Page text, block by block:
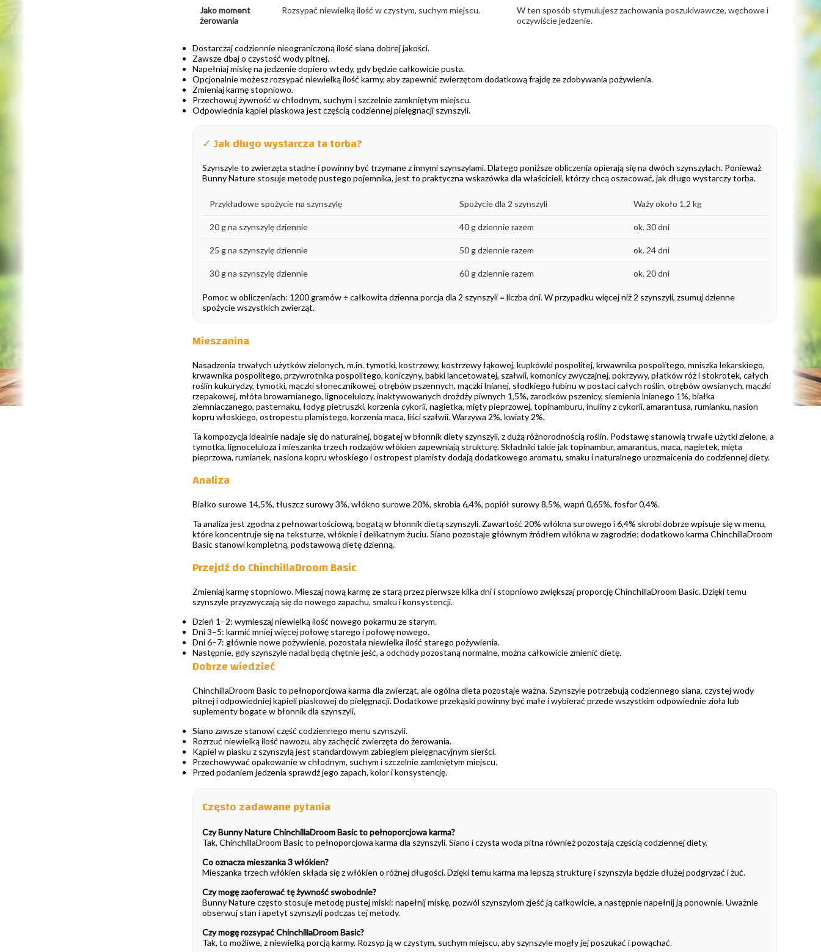
Jako moment
żerowania
Rozsypać niewielką ilość w czystym, suchym miejscu.
W ten sposób stymulujesz zachowania poszukiwawcze, węchowe i
oczywiście jedzenie.
Dostarczaj codziennie nieograniczoną ilość siana dobrej jakości.
Zawsze dbaj o czystość wody pitnej.
Napełniaj miskę na jedzenie dopiero wtedy, gdy będzie całkowicie pusta.
Opcjonalnie możesz rozsypać niewielką ilość karmy, aby zapewnić zwierzętom dodatkową frajdę ze zdobywania pożywienia.
Zmieniaj karmę stopniowo.
Przechowuj żywność w chłodnym, suchym i szczelnie zamkniętym miejscu.
Odpowiednia kąpiel piaskowa jest częścią codziennej pielęgnacji szynszyli.
✓ Jak długo wystarcza ta torba?
Szynszyle to zwierzęta stadne i powinny być trzymane z innymi szynszylami. Dlatego poniższe obliczenia opierają się na dwóch szynszylach. Ponieważ
Bunny Nature stosuje metodę pustego pojemnika, jest to praktyczna wskazówka dla właścicieli, którzy chcą oszacować, jak długo wystarczy torba.
Przykładowe spożycie na szynszylę Spożycie dla 2 szynszyli Waży około 1,2 kg
20 g na szynszylę dziennie 40 g dziennie razem ok. 30 dni
25 g na szynszylę dziennie 50 g dziennie razem ok. 24 dni
30 g na szynszylę dziennie 60 g dziennie razem ok. 20 dni
Pomoc w obliczeniach: 1200 gramów ÷ całkowita dzienna porcja dla 2 szynszyli = liczba dni. W przypadku więcej niż 2 szynszyli, zsumuj dzienne
spożycie wszystkich zwierząt.
Mieszanina
Nasadzenia trwałych użytków zielonych, m.in. tymotki, kostrzewy, kostrzewy łąkowej, kupkówki pospolitej, krwawnika pospolitego, mniszka lekarskiego,
krwawnika pospolitego, przywrotnika pospolitego, koniczyny, babki lancetowatej, szałwii, komonicy zwyczajnej, pokrzywy, płatków róż i stokrotek, całych
roślin kukurydzy, tymotki, mączki słonecznikowej, otrębów pszennych, mączki lnianej, słodkiego łubinu w postaci całych roślin, otrębów owsianych, mączki
rzepakowej, młóta browarnianego, lignocelulozy, inaktywowanych drożdży piwnych 1,5%, zarodków pszenicy, siemienia lnianego 1%, białka
ziemniaczanego, pasternaku, łodyg pietruszki, korzenia cykorii, nagietka, mięty pieprzowej, topinamburu, inuliny z cykorii, amarantusa, rumianku, nasion
kopru włoskiego, ostropestu plamistego, korzenia maca, liści szałwii. Warzywa 2%, kwiaty 2%.
Ta kompozycja idealnie nadaje się do naturalnej, bogatej w błonnik diety szynszyli, z dużą różnorodnością roślin. Podstawę stanowią trwałe użytki zielone, a
tymotka, lignoceluloza i mieszanka trzech rodzajów włókien zapewniają strukturę. Składniki takie jak topinambur, amarantus, maca, nagietek, mięta
pieprzowa, rumianek, nasiona kopru włoskiego i ostropest plamisty dodają dodatkowego aromatu, smaku i naturalnego urozmaicenia do codziennej diety.
Analiza
Białko surowe 14,5%, tłuszcz surowy 3%, włókno surowe 20%, skrobia 6,4%, popiół surowy 8,5%, wapń 0,65%, fosfor 0,4%.
Ta analiza jest zgodna z pełnowartościową, bogatą w błonnik dietą szynszyli. Zawartość 20% włókna surowego i 6,4% skrobi dobrze wpisuje się w menu,
które koncentruje się na teksturze, włóknie i delikatnym żuciu. Siano pozostaje głównym źródłem włókna w zagrodzie; dodatkowo karma ChinchillaDroom
Basic stanowi kompletną, podstawową dietę dzienną.
Przejdź do ChinchillaDroom Basic
Zmieniaj karmę stopniowo. Mieszaj nową karmę ze starą przez pierwsze kilka dni i stopniowo zwiększaj proporcję ChinchillaDroom Basic. Dzięki temu
szynszyle przyzwyczają się do nowego zapachu, smaku i konsystencji.
Dzień 1–2: wymieszaj niewielką ilość nowego pokarmu ze starym.
Dni 3–5: karmić mniej więcej połowę starego i połowę nowego.
Dni 6–7: głównie nowe pożywienie, pozostała niewielka ilość starego pożywienia.
Następnie, gdy szynszyle nadal będą chętnie jeść, a odchody pozostaną normalne, można całkowicie zmienić dietę.
Dobrze wiedzieć
ChinchillaDroom Basic to pełnoporcjowa karma dla zwierząt, ale ogólna dieta pozostaje ważna. Szynszyle potrzebują codziennego siana, czystej wody
pitnej i odpowiedniej kąpieli piaskowej do pielęgnacji. Dodatkowe przekąski powinny być małe i wybierać przede wszystkim odpowiednie zioła lub
suplementy bogate w błonnik dla szynszyli.
Siano zawsze stanowi część codziennego menu szynszyli.
Rozrzuć niewielką ilość nawozu, aby zachęcić zwierzęta do żerowania.
Kąpiel w piasku z szynszylą jest standardowym zabiegiem pielęgnacyjnym sierści.
Przechowywać opakowanie w chłodnym, suchym i szczelnie zamkniętym miejscu.
Przed podaniem jedzenia sprawdź jego zapach, kolor i konsystencję.
Często zadawane pytania
Czy Bunny Nature ChinchillaDroom Basic to pełnoporcjowa karma?
Tak, ChinchillaDroom Basic to pełnoporcjowa karma dla szynszyli. Siano i czysta woda pitna również pozostają częścią codziennej diety.
Co oznacza mieszanka 3 włókien?
Mieszanka trzech włókien składa się z włókien o różnej długości. Dzięki temu karma ma lepszą strukturę i szynszyla będzie dłużej podgryzać i żuć.
Czy mogę zaoferować tę żywność swobodnie?
Bunny Nature często stosuje metodę pustej miski: napełnij miskę, pozwól szynszylom zjeść ją całkowicie, a następnie napełnij ją ponownie. Uważnie
obserwuj stan i apetyt szynszyli podczas tej metody.
Czy mogę rozsypać ChinchillaDroom Basic?
Tak, to możliwe, z niewielką porcją karmy. Rozsyp ją w czystym, suchym miejscu, aby szynszyle mogły jej poszukać i powąchać.